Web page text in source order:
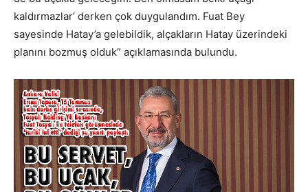
kaldırmazlar’ derken çok duygulandım. Fuat Bey
sayesinde Hatay’a gelebildik, alçakların Hatay üzerindeki
planını bozmuş olduk” açıklamasında bulundu.